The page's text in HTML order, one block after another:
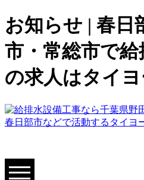
お知らせ | 春日
市・常総市で
の求人はタイ